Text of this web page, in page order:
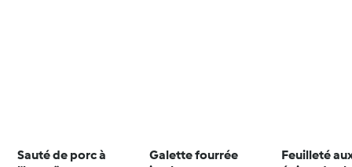
Sauté de porc à
Galette fourrée
Feuilleté